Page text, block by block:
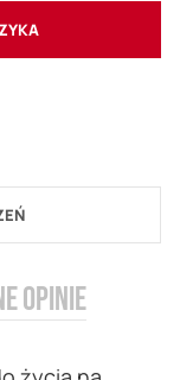
opinie